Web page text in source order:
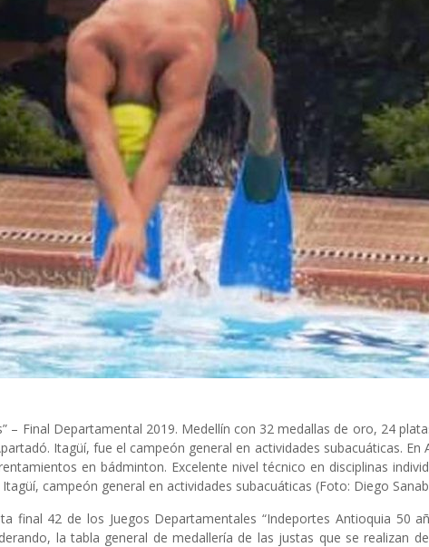
– Final Departamental 2019. Medellín con 32 medallas de oro, 24
Itagüí, fue el campeón general en actividades subacuáticas.
en bádminton. Excelente nivel técnico en disciplinas
campeón general en actividades subacuáticas (Foto: Diego
final 42 de los Juegos Departamentales “Indeportes Antioquia 50
la tabla general de medallería de las justas que se realizan